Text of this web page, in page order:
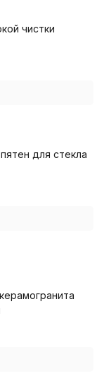
чистки
для стекла